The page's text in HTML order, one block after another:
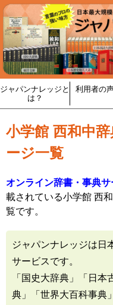
ジャパンナレッジと
は？
利用者の
小学館 西和中
ージ一覧
オンライン辞書・事典サ
載されている小学館 西
覧です。
ジャパンナレッジは日
サービスです。
「国史大辞典」「日
典」「世界大百科事典